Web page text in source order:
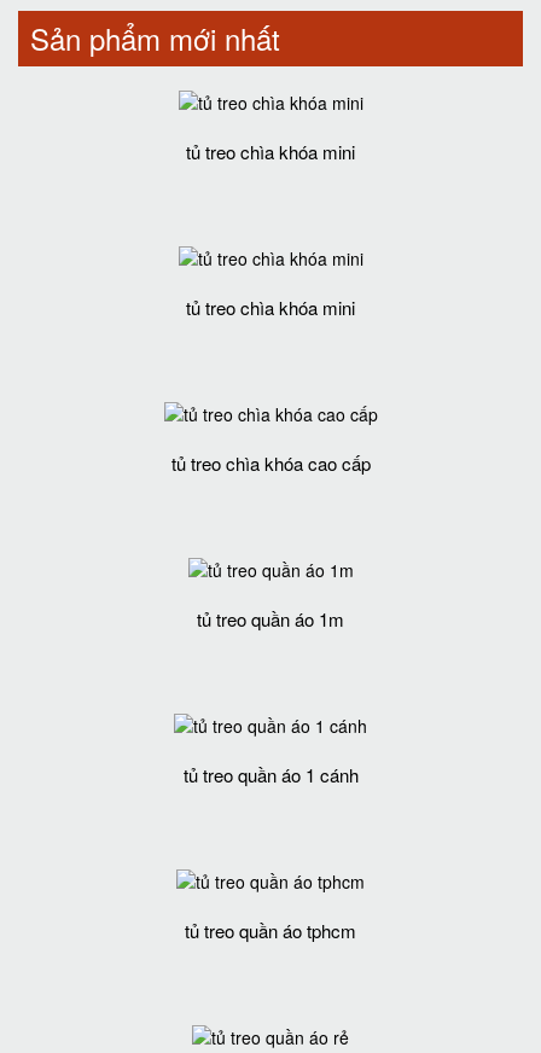
Sản phẩm mới nhất
tủ treo chìa khóa mini
tủ treo chìa khóa mini
tủ treo chìa khóa cao cấp
tủ treo quần áo 1m
tủ treo quần áo 1 cánh
tủ treo quần áo tphcm